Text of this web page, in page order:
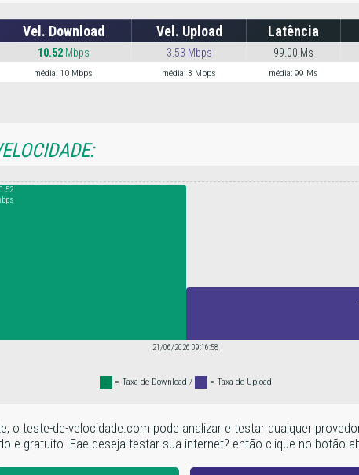
Vel. Download Vel. Upload Latência
10.52Mbps 3.53 Mbps 99.00 Ms
média: 10 Mbps média: 3 Mbps média: 99 Ms
21/06/2026 09:16:58
. = Taxa de Download / . = Taxa de Upload
o teste-de-velocidade.com pode analizar e testar qualquer
e gratuito. Eae deseja testar sua internet? então clique no botão